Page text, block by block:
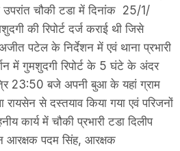
चौकी टडा में दिनांक 25/1/
की रिपोर्ट दर्ज कराई थी जिसे
पटेल के निर्देशन में एवं थाना प्रभारी
में गुमशुदगी रिपोर्ट के 5 घंटे के अंदर
23:50 बजे अपनी बुआ के यहां ग्राम
रायसेन से दस्तयाव किया गया एवं परिजनों
कार्य में चौकी प्रभारी टडा दिलीप
आरक्षक पदम सिंह, आरक्षक